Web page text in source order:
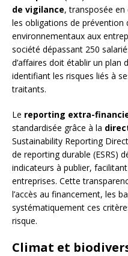
de vigilance, transposée
les obligations de prévention
environnementaux aux
société dépassant 250
d’affaires doit établir un plan
identifiant les risques liés à
traitants.
Le reporting extra-
standardisée grâce à la
Sustainability Reporting
de reporting durable (ESRS)
indicateurs à publier,
entreprises. Cette
l’accès au financement, les
systématiquement ces
risque.
Climat et